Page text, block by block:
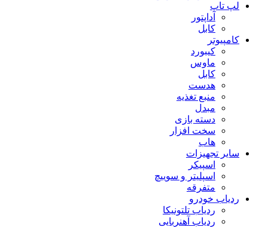
لپ تاپ
آداپتور
کابل
کامپیوتر
کیبورد
ماوس
کابل
هدست
منبع تغذیه
مبدل
دسته بازی
سخت افزار
هاب
سایر تجهیزات
اسپیکر
اسپلیتر و سوییچ
متفرقه
ردیاب خودرو
ردیاب تلتونیکا
ردیاب آهنربایی